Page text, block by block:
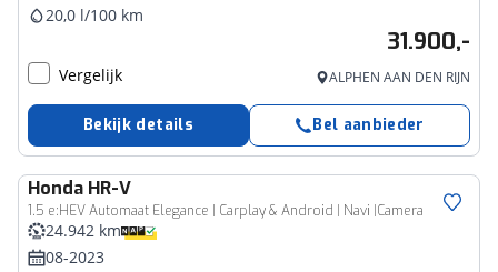
20,0 l/100 km
31.900,-
Vergelijk ALPHEN AAN DEN RIJN
Bekijk details Bel aanbieder
Honda HR-V
1.5 e:HEV Automaat Elegance | Carplay & Android | Navi |Camera
24.942 km
08-2023